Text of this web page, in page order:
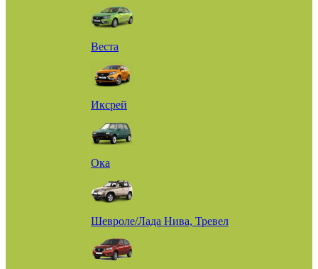
Веста
Иксрей
Ока
Шевроле/Лада Нива, Тревел